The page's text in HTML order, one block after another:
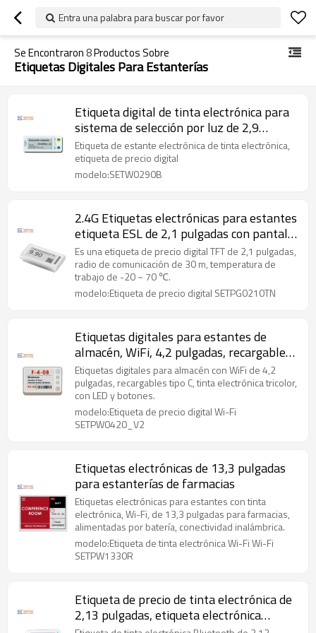
Entra una palabra para buscar por favor
Se Encontraron8Productos Sobre
Etiquetas Digitales Para Estanterías
Etiqueta digital de tinta electrónica para
sistema de selección por luz de 2,9
pulgadas para almacén
Etiqueta de estante electrónica de tinta electrónica,
etiqueta de precio digital
modelo:SETW0290B
2.4G Etiquetas electrónicas para estantes
etiqueta ESL de 2,1 pulgadas con pantalla
TFT reflectante
Es una etiqueta de precio digital TFT de 2,1 pulgadas,
radio de comunicación de 30 m, temperatura de
trabajo de -20 ~ 70 ℃.
modelo:Etiqueta de precio digital SETPG0210TN
Etiquetas digitales para estantes de
almacén, WiFi, 4,2 pulgadas, recargables,
tipo C
Etiquetas digitales para almacén con WiFi de 4,2
pulgadas, recargables tipo C, tinta electrónica tricolor,
con LED y botones.
modelo:Etiqueta de precio digital Wi-Fi
SETPW0420_V2
Etiquetas electrónicas de 13,3 pulgadas
para estanterías de farmacias
Etiquetas electrónicas para estantes con tinta
electrónica, Wi-Fi, de 13,3 pulgadas para farmacias,
alimentadas por batería, conectividad inalámbrica.
modelo:Etiqueta de tinta electrónica Wi-Fi Wi-Fi
SETPW1330R
Etiqueta de precio de tinta electrónica de
2,13 pulgadas, etiqueta electrónica